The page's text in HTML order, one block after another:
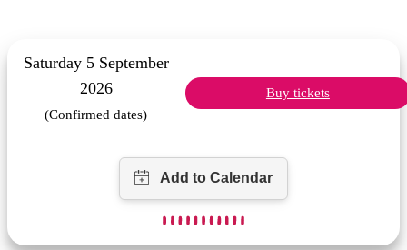
Saturday 5 September
2026
(Confirmed dates)
Buy tickets